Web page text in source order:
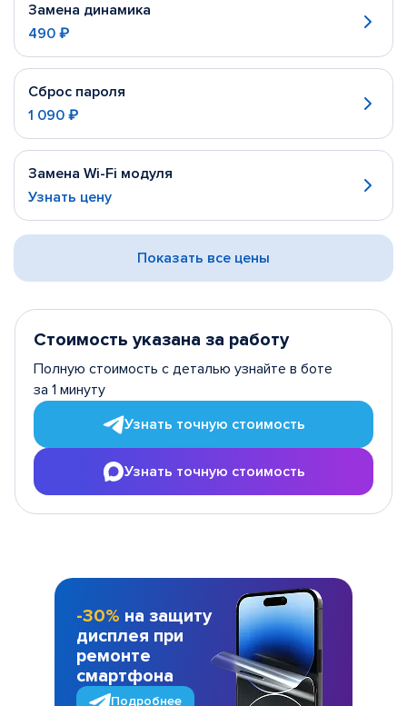
Замена динамика
490 ₽
Сброс пароля
1 090 ₽
Замена Wi-Fi модуля
Узнать цену
Показать все цены
Стоимость указана за работу
Полную стоимость с деталью узнайте в боте
за 1 минуту
Узнать точную стоимость
Узнать точную стоимость
-30% на защиту
дисплея при
ремонте
смартфона
Подробнее